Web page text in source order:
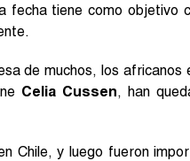
fecha tiene como objetivo
de muchos, los africanos
Celia Cussen, han
Chile, y luego fueron